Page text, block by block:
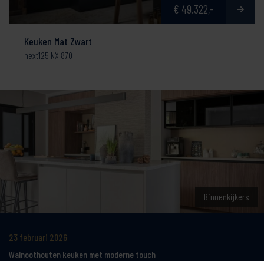
€ 49.322,-
Keuken Mat Zwart
next125 NX 870
Binnenkijkers
23 februari 2026
Walnoothouten keuken met moderne touch